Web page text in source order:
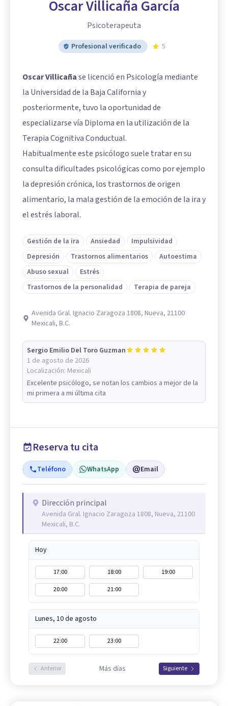
Oscar Villicaña García
Psicoterapeuta
Profesional verificado 5
Oscar Villicañase licenció en Psicología mediante
la Universidad de la Baja California y
posteriormente, tuvo la oportunidad de
especializarse vía Diploma en la utilización de la
Terapia Cognitiva Conductual.
Habitualmente este psicólogo suele tratar en su
consulta dificultades psicológicas como por ejemplo
la depresión crónica, los trastornos de origen
alimentario, la mala gestión de la emoción de la ira y
el estrés laboral.
Gestión de la ira Ansiedad
Impulsividad
Depresión
Trastornos alimentarios
Autoestima
Abuso sexual
Estrés
Trastornos de la personalidad
Terapia de pareja
Avenida Gral. Ignacio Zaragoza 1808, Nueva, 21100
Mexicali, B.C.
Sergio Emilio Del Toro Guzman
1 de agosto de 2026
Localización: Mexicali
Excelente psicólogo, se notan los cambios a mejor de la
mi primera a mi última cita
Reserva tu cita
Teléfono WhatsApp Email
Dirección principal
Avenida Gral. Ignacio Zaragoza 1808, Nueva, 21100
Mexicali, B.C.
Hoy
17:00 18:00
19:00
20:00
21:00
Lunes, 10 de agosto
22:00 23:00
Anterior Más días Siguiente